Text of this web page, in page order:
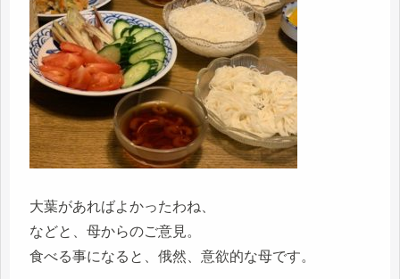
大葉があればよかったわね、
などと、母からのご意見。
食べる事になると、俄然、意欲的な母です。